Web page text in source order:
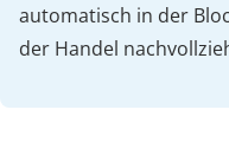
automatisch in der
der Handel